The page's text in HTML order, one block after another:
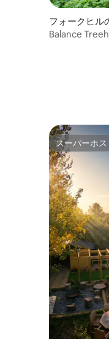
フォークヒル
Balance
スーパーホス
スーパーホス